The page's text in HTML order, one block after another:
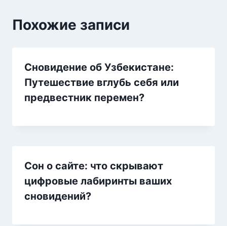
Похожие записи
Сновидение об Узбекистане:
Путешествие вглубь себя или
предвестник перемен?
Сон о сайте: что скрывают
цифровые лабиринты ваших
сновидений?